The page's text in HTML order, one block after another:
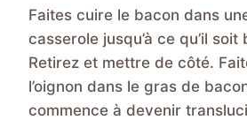
Faites cuire le bacon dans
casserole jusqu’à ce qu’il
Retirez et mettre de côté.
l’oignon dans le gras de
commence à devenir